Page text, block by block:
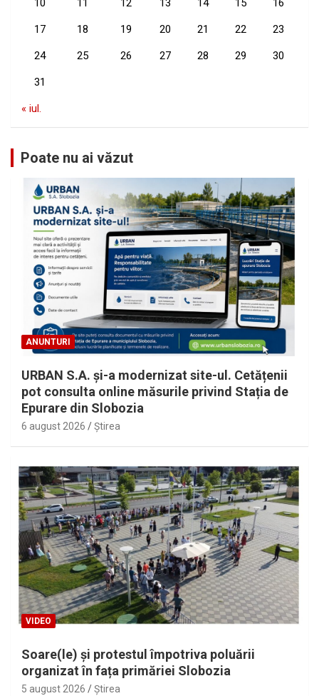
17 18 19 20 21 22 23
24 25 26 27 28 29 30
31
« iul.
Poate nu ai văzut
ANUNTURI
URBAN S.A. și-a modernizat site-ul. Cetățenii
pot consulta online măsurile privind Stația de
Epurare din Slobozia
6 august 2026 Ştirea
VIDEO
Soare(le) și protestul împotriva poluării
organizat în fața primăriei Slobozia
5 august 2026 Ştirea